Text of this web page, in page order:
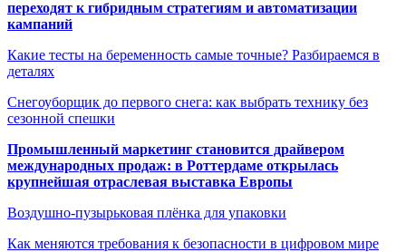
переходят к гибридным стратегиям и автоматизации
кампаний
Какие тесты на беременность самые точные? Разбираемся в
деталях
Снегоуборщик до первого снега: как выбрать технику без
сезонной спешки
Промышленный маркетинг становится драйвером
международных продаж: в Роттердаме открылась
крупнейшая отраслевая выставка Европы
Воздушно-пузырьковая плёнка для упаковки
Как меняются требования к безопасности в цифровом мире